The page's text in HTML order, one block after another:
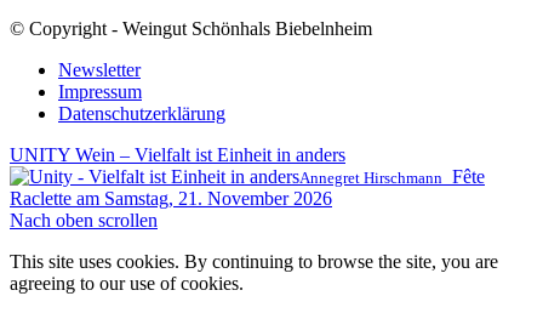
© Copyright - Weingut Schönhals Biebelnheim
Newsletter
Impressum
Datenschutzerklärung
UNITY Wein – Vielfalt ist Einheit in anders
Annegret Hirschmann Fête
Raclette am Samstag, 21. November 2026
Nach oben scrollen
This site uses cookies. By continuing to browse the site, you are
agreeing to our use of cookies.